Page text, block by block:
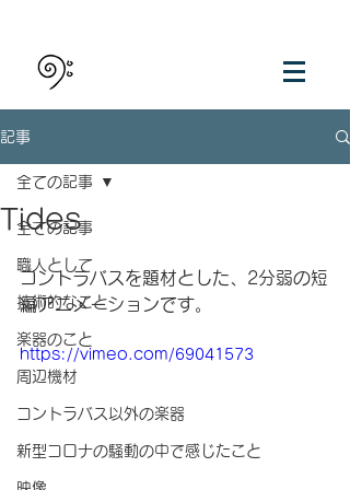
記事
全ての記事
職人として
技術的なこと
楽器のこと
周辺機材
コントラバス以外の楽器
新型コロナの騒動の中で感じたこと
全ての記事
Tides
コントラバスを題材とした、2分弱の短
編アニメーションです。
https://vimeo.com/69041573